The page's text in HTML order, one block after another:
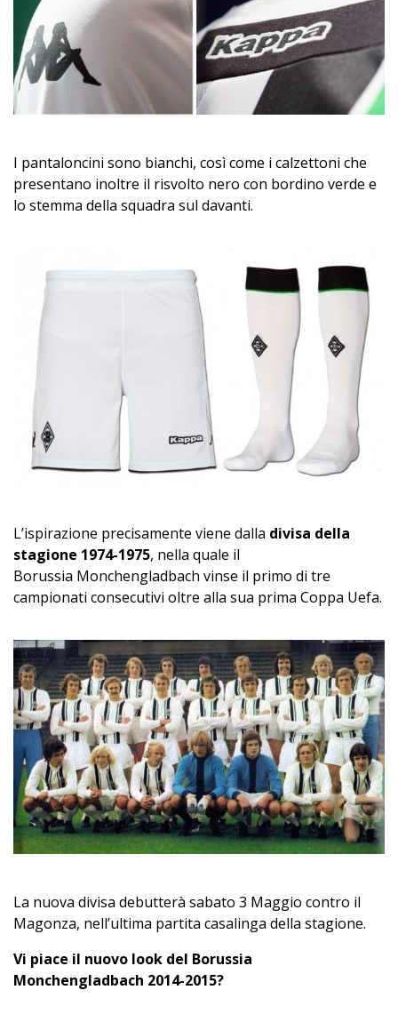
I pantaloncini sono bianchi, così come i calzettoni che
presentano inoltre il risvolto nero con bordino verde e
lo stemma della squadra sul davanti.
L’ispirazione precisamente viene dalla divisa della
stagione 1974-1975, nella quale il
Borussia Monchengladbach vinse il primo di tre
campionati consecutivi oltre alla sua prima Coppa Uefa.
La nuova divisa debutterà sabato 3 Maggio contro il
Magonza, nell’ultima partita casalinga della stagione.
Vi piace il nuovo look del Borussia
Monchengladbach 2014-2015?